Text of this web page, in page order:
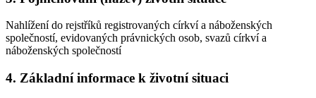
Nahlížení do rejstříků registrovaných církví a náboženských
společností, evidovaných právnických osob, svazů církví a
náboženských společností
4. Základní informace k životní situaci